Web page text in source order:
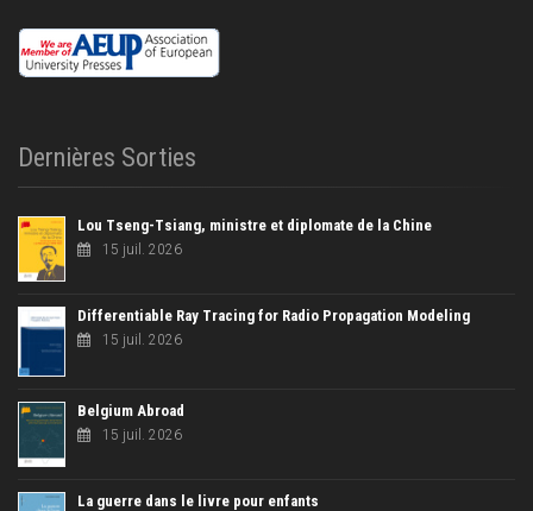
Dernières Sorties
Lou Tseng-Tsiang, ministre et diplomate de la Chine
15 juil. 2026
Differentiable Ray Tracing for Radio Propagation Modeling
15 juil. 2026
Belgium Abroad
15 juil. 2026
La guerre dans le livre pour enfants